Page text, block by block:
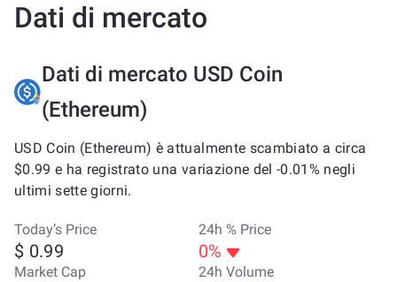
Dati di mercato
Dati di mercato USD Coin
(Ethereum)
USD Coin (Ethereum) è attualmente scambiato a circa
$0.99 e ha registrato una variazione del -0.01% negli
ultimi sette giorni.
Today’s Price
$ 0.99
24h % Price
0%
Market Cap 24h Volume